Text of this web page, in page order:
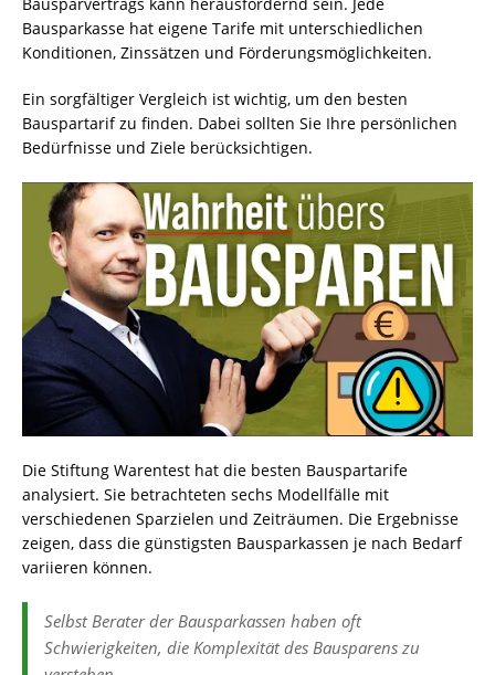
Bausparvertrags kann herausfordernd sein. Jede
Bausparkasse hat eigene Tarife mit unterschiedlichen
Konditionen, Zinssätzen und Förderungsmöglichkeiten.
Ein sorgfältiger Vergleich ist wichtig, um den besten
Bauspartarif zu finden. Dabei sollten Sie Ihre persönlichen
Bedürfnisse und Ziele berücksichtigen.
Die Stiftung Warentest hat die besten Bauspartarife
analysiert. Sie betrachteten sechs Modellfälle mit
verschiedenen Sparzielen und Zeiträumen. Die Ergebnisse
zeigen, dass die günstigsten Bausparkassen je nach Bedarf
variieren können.
Selbst Berater der Bausparkassen haben oft
Schwierigkeiten, die Komplexität des Bausparens zu